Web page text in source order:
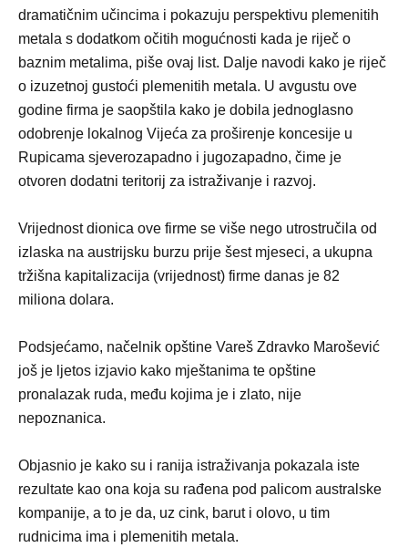
dramatičnim učincima i pokazuju perspektivu plemenitih
metala s dodatkom očitih mogućnosti kada je riječ o
baznim metalima, piše ovaj list. Dalje navodi kako je riječ
o izuzetnoj gustoći plemenitih metala. U avgustu ove
godine firma je saopštila kako je dobila jednoglasno
odobrenje lokalnog Vijeća za proširenje koncesije u
Rupicama sjeverozapadno i jugozapadno, čime je
otvoren dodatni teritorij za istraživanje i razvoj.
Vrijednost dionica ove firme se više nego utrostručila od
izlaska na austrijsku burzu prije šest mjeseci, a ukupna
tržišna kapitalizacija (vrijednost) firme danas je 82
miliona dolara.
Podsjećamo, načelnik opštine Vareš Zdravko Marošević
još je ljetos izjavio kako mještanima te opštine
pronalazak ruda, među kojima je i zlato, nije
nepoznanica.
Objasnio je kako su i ranija istraživanja pokazala iste
rezultate kao ona koja su rađena pod palicom australske
kompanije, a to je da, uz cink, barut i olovo, u tim
rudnicima ima i plemenitih metala.